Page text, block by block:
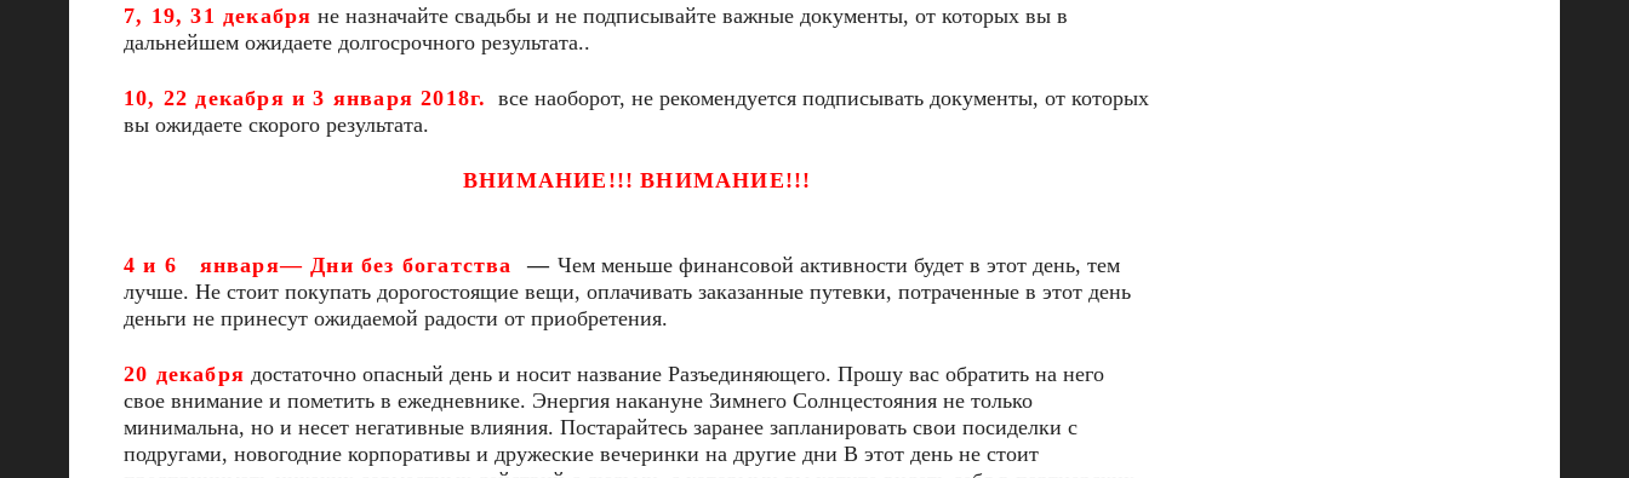
7, 19, 31 декабря не назначайте свадьбы и не подписывайте важные документы, от которых вы в
дальнейшем ожидаете долгосрочного результата..
10, 22 декабря и 3 января 2018г. все наоборот, не рекомендуется подписывать документы, от которых
вы ожидаете скорого результата.
ВНИМАНИЕ!!! ВНИМАНИЕ!!!
4 и 6 января—Дни без богатства —Чем меньше финансовой активности будет в этот день, тем
лучше. Не стоит покупать дорогостоящие вещи, оплачивать заказанные путевки, потраченные в этот день
деньги не принесут ожидаемой радости от приобретения.
20 декабря достаточно опасный день и носит название Разъединяющего. Прошу вас обратить на него
свое внимание и пометить в ежедневнике. Энергия накануне Зимнего Солнцестояния не только
минимальна, но и несет негативные влияния. Постарайтесь заранее запланировать свои посиделки с
подругами, новогодние корпоративы и дружеские вечеринки на другие дни В этот день не стоит